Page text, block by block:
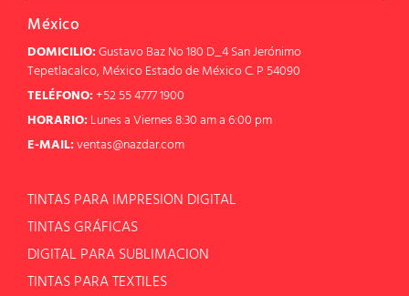
México
DOMICILIO:Gustavo Baz No 180 D_4 San Jerónimo
Tepetlacalco, México Estado de México C. P 54090
TELÉFONO:+52 55 4777 1900
HORARIO: Lunes a Viernes 8:30 am a 6:00 pm
E-MAIL:ventas@nazdar.com
TINTAS PARA IMPRESION DIGITAL
TINTAS GRÁFICAS
DIGITAL PARA SUBLIMACION
TINTAS PARA TEXTILES